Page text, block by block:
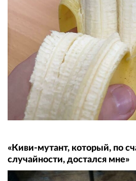
«Киви-мутант, который, по
случайности, достался мне»